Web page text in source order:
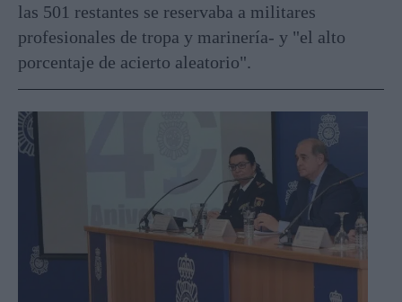
las 501 restantes se reservaba a militares
profesionales de tropa y marinería- y "el alto
porcentaje de acierto aleatorio".